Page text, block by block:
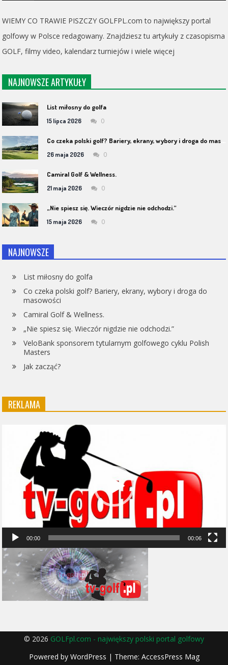
WIEMY CO TRAWIE PISZCZY GOLFPL.com to największy portal
golfowy w Polsce redagowany. Znajdziesz tu artykuły z czasopisma
GOLF, filmy video, kalendarz turniejów i wiele więcej
NAJNOWSZE ARTYKUŁY
List miłosny do golfa
15 lipca 2026 0
26 maja 2026 0
Camiral Golf & Wellness.
21 maja 2026 0
„Nie spiesz się. Wieczór nigdzie nie odchodzi.”
15 maja 2026 0
NAJNOWSZE
List miłosny do golfa
Co czeka polski golf? Bariery, ekrany, wybory i droga do
masowości
Camiral Golf & Wellness.
„Nie spiesz się. Wieczór nigdzie nie odchodzi.”
VeloBank sponsorem tytularnym golfowego cyklu Polish
Masters
Jak zacząć?
REKLAMA
Odtwarzacz
00:00 00:06
© 2026 GOLFpl.com - największy polski portal golfowy
Powered by WordPress | Theme: AccessPress Mag